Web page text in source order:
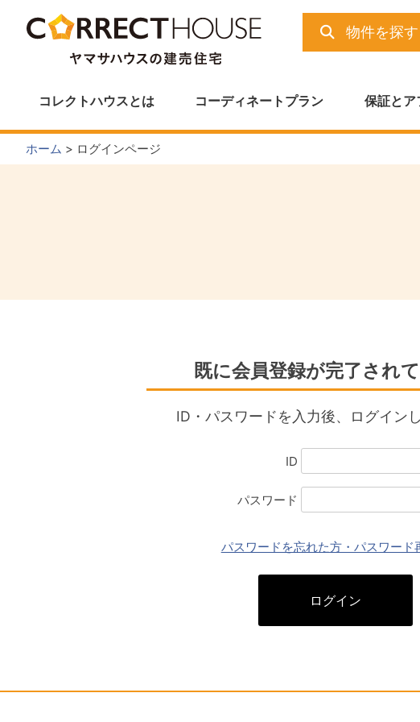
content
物件を探す
コレクトハウスとは コーディネートプラン 保証とア
ホーム > ログインページ
既に会員登録が完了され
ID・パスワードを入力後、ログイン
ID
パスワード
パスワードを忘れた方・パスワード
ログイン